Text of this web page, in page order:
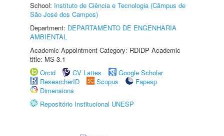
School: Instituto de Ciência e Tecnologia (Câmpus de
São José dos Campos)
Department: DEPARTAMENTO DE ENGENHARIA
AMBIENTAL
Academic Appointment Category: RDIDP Academic
title: MS-3.1
Orcid
CV Lattes
Google Scholar
ResearcherID
Scopus
Fapesp
Dimensions
Repositório Institucional UNESP